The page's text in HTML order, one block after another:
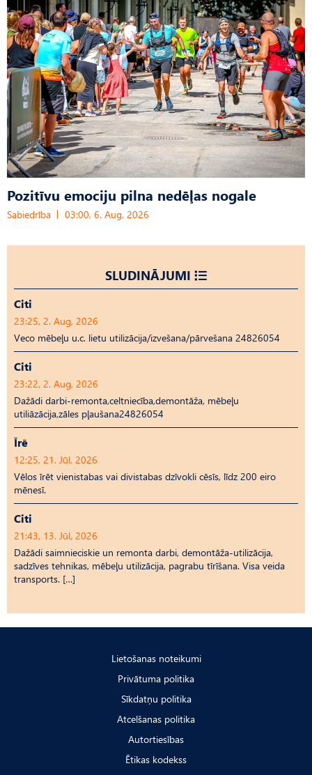
Pozitīvu emociju pilna nedēļas nogale
Sabiedrība 03:00, 6. Aug, 2026
SLUDINĀJUMI
Citi
23:25, 2. Aug, 2026
Veco mēbeļu u.c. lietu utilizācija/izvešana/pārvešana 24826054
Citi
23:22, 2. Aug, 2026
Dažādi darbi-remonta,celtniecība,demontāža, mēbeļu
utiliāzācija,zāles pļaušana24826054
Īrē
12:25, 21. Jūl, 2026
Vēlos īrēt vienistabas vai divistabas dzīvokli cēsīs, līdz 200 eiro
mēnesī.
Citi
21:43, 13. Jūl, 2026
Dažādi saimnieciskie un remonta darbi, demontāža-utilizācija,
sadzīves tehnikas, mēbeļu utilizācija, pagrabu tīrīšana. Visa veida
transports. […]
Lietošanas noteikumi
Privātuma politika
Sīkdatņu politika
Atcelšanas politika
Autortiesības
Ētikas kodekss